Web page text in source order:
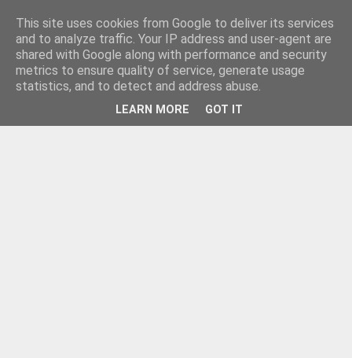
This site uses cookies from Google to deliver its services
and to analyze traffic. Your IP address and user-agent are
shared with Google along with performance and security
metrics to ensure quality of service, generate usage
statistics, and to detect and address abuse.
LEARN MORE GOT IT